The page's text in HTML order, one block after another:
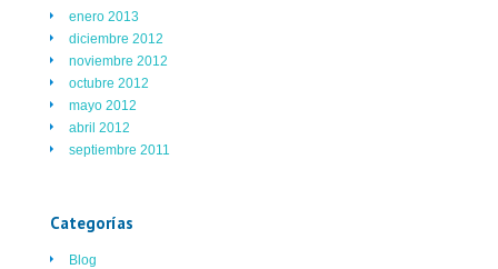
enero 2013
diciembre 2012
noviembre 2012
octubre 2012
mayo 2012
abril 2012
septiembre 2011
Categorías
Blog